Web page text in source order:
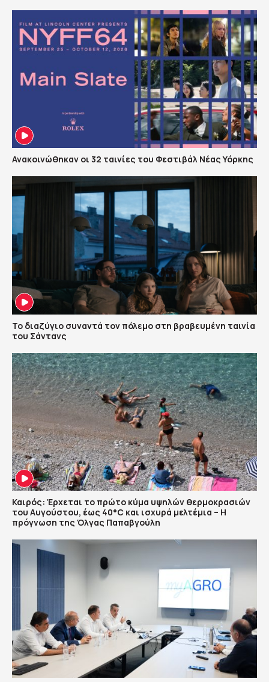
Ανακοινώθηκαν οι 32 ταινίες του Φεστιβάλ Νέας Υόρκης
Το διαζύγιο συναντά τον πόλεμο στη βραβευμένη ταινία
του Σάντανς
Καιρός: Έρχεται το πρώτο κύμα υψηλών θερμοκρασιών
του Αυγούστου, έως 40°C και ισχυρά μελτέμια – Η
πρόγνωση της Όλγας Παπαβγούλη